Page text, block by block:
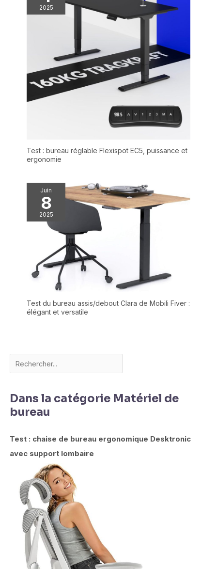
2025
Test : bureau réglable Flexispot EC5, puissance et
ergonomie
Juin
8
2025
Test du bureau assis/debout Clara de Mobili Fiver :
élégant et versatile
Dans la catégorie Matériel de
bureau
Test : chaise de bureau ergonomique Desktronic
avec support lombaire